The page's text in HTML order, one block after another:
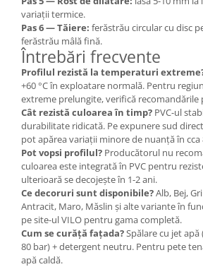
variații termice.
Pas 6 — Tăiere: ferăstrău circular cu disc
ferăstrău mâlă fină.
Întrebări frecvente
Profilul rezistă la temperaturi
+60 °C în exploatare normală. Pentru
extreme prelungite, verifică
Cât rezistă culoarea în timp? PVC-ul
durabilitate ridicată. Pe expunere sud
pot apărea variații minore de nuanță în cca
Pot vopsi profilul? Producătorul nu
culoarea este integrată în PVC pentru
ulterioară se decojește în 1-2 ani.
Ce decoruri sunt disponibile?Alb, Bej,
Antracit, Maro, Măslin și alte variante în
pe site-ul VILO pentru gama completă.
Cum se curăță fațada?Spălare cu jet
80 bar) + detergent neutru. Pentru pete
apă caldă.